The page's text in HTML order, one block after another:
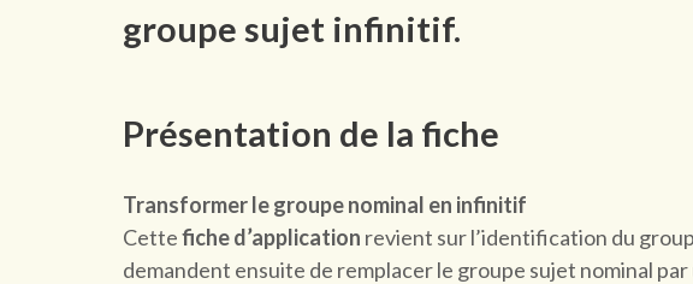
groupe sujet infinitif.
Présentation de la fiche
Transformer le groupe nominal en infinitif
Cettefiche d’application revient sur l’identification du
demandent ensuite de remplacer le groupe sujet nominal